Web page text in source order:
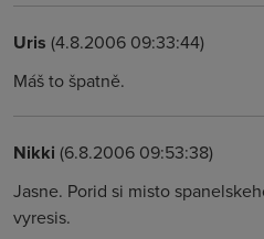
Uris (4.8.2006 09:33:44)
Máš to špatně.
Nikki (6.8.2006 09:53:38)
Jasne. Porid si misto
vyresis.